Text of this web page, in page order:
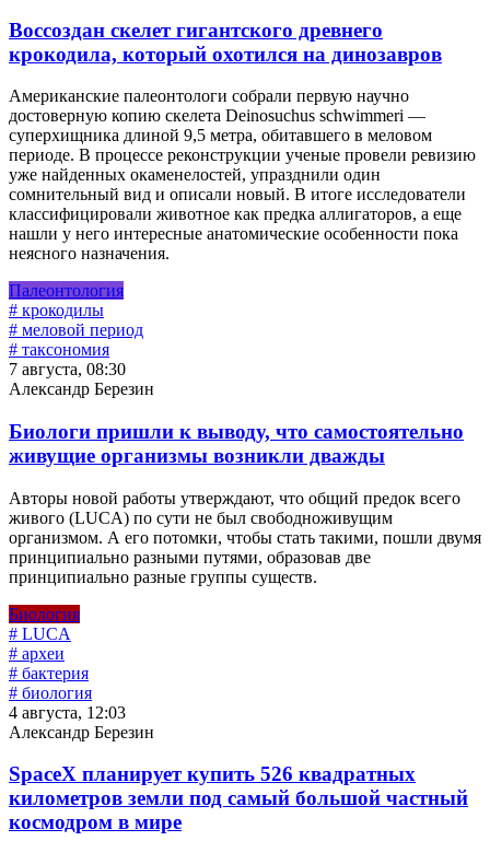
Воссоздан скелет гигантского древнего
крокодила, который охотился на динозавров
Американские палеонтологи собрали первую научно
достоверную копию скелета Deinosuchus schwimmeri —
суперхищника длиной 9,5 метра, обитавшего в меловом
периоде. В процессе реконструкции ученые провели ревизию
уже найденных окаменелостей, упразднили один
сомнительный вид и описали новый. В итоге исследователи
классифицировали животное как предка аллигаторов, а еще
нашли у него интересные анатомические особенности пока
неясного назначения.
Палеонтология
# крокодилы
# меловой период
# таксономия
7 августа, 08:30
Александр Березин
Биологи пришли к выводу, что самостоятельно
живущие организмы возникли дважды
Авторы новой работы утверждают, что общий предок всего
живого (LUCA) по сути не был свободноживущим
организмом. А его потомки, чтобы стать такими, пошли двумя
принципиально разными путями, образовав две
принципиально разные группы существ.
Биология
# LUCA
# археи
# бактерия
# биология
4 августа, 12:03
Александр Березин
SpaceX планирует купить 526 квадратных
километров земли под самый большой частный
космодром в мире